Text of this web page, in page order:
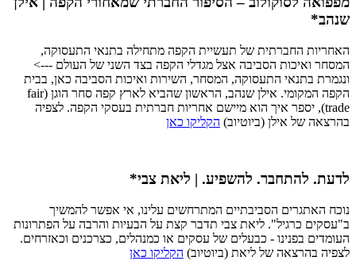
שנהב*
האחריות החברתית של תעשיית הקפה מתחילה בתנאי התעסוקה,
המסחר ואיכות הסביבה אצל מגדלי הקפה בצד השני של העולם --->
ונגמרת בתנאי התעסוקה, המסחר, השירות ואיכות הסביבה כאן, בבית
הקפה המקומי. אילן שנהב, הראשון שהביא לארץ קפה סחר הוגן (fair
trade), יספר איך הוא מיישם אחריות חברתית בעסקי הקפה. לצפיה
בהרצאה של אילן (ביוטיוב) הקליקו כאן
לדעת. להתחבר. להשפיע. | ליאת צבי*
נוכח האתגרים הסביבתיים המתרחשים עלינו, אי אפשר להמשיך
ב"עסקים כרגיל". ליאת צבי תדבר קצת על הבעיות והרבה על הפתרונות
העומדים בפנינו - כבעלים של עסקים או כמנהלים, כצרכנים וכאזרחים.
לצפיה בהרצאה של ליאת (ביוטיוב) הקליקו כאן